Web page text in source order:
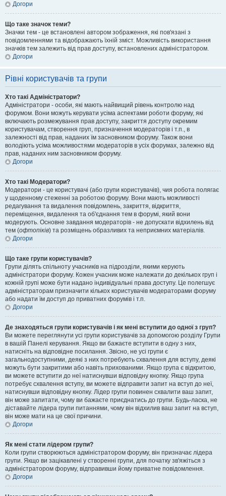
Догори
Що таке значок теми?
Значки тем - це встановлені автором зображення, які пов'язані з
повідомленнями та відображають їхній зміст. Можливість використання
значків тем залежить від прав доступу, встановлених адміністратором.
Догори
Рівні користувачів та групи
Хто такі Адміністратори?
Адміністратори - особи, які мають найвищий рівень контролю над
форумом. Вони можуть керувати усіма аспектами роботи форуму, які
включають розмежування прав доступу, закриття доступу окремим
користувачам, створення груп, призначення модераторів і т.п., в
залежності від прав, наданих їм засновником форуму. Також вони
володіють усіма можливостями модераторів в усіх форумах, залежно від
прав, наданих ним засновником форуму.
Догори
Хто такі Модератори?
Модератори - це користувачі (або групи користувачів), чия робота полягає
у щоденному стеженні за роботою форуму. Вони мають можливості
редагування та видалення повідомлень, закриття, відкриття,
переміщення, видалення та об'єднання тем в форумі, який вони
модерують. Основне завдання модераторів - не допускати відхилень від
тем (офтопіків) та розміщень образливих та неприємних матеріалів.
Догори
Що таке групи користувачів?
Групи ділять спільноту учасників на підрозділи, якими керують
адміністратори форуму. Кожен учасник може належати до декількох груп і
кожній групі може бути надано індивідуальні права доступу. Це полегшує
адміністраторам призначити кількох користувачів модераторами форуму
або надати їм доступ до приватних форумів і т.п.
Догори
Де знаходяться групи користувачів і як мені вступити до одної з груп?
Ви можете переглянути усі групи користувачів за допомогою розділу Групи
в вашій Панелі керування. Якщо ви бажаєте вступити в одну з них,
натисніть на відповідне посилання. Звісно, не усі групи є
загальнодоступними, деякі з них потребують схвалення для вступу, деякі
можуть бути закритими або навіть прихованими. Якщо група є відкритою,
ви можете вступити до неї натиснувши відповідну кнопку. Якщо група
потребує схвалення вступу, ви можете відправити запит на вступ до неї,
натиснувши відповідну кнопку. Лідер групи повинен схвалити ваш запит,
він може запитати, чому ви бажаєте приєднатись до групи. Будь-ласка, не
діставайте лідера групи питаннями, чому він відхилив ваш запит на вступ,
він може мати на це свої причини.
Догори
Як мені стати лідером групи?
Коли групи створюються адміністратором форуму, він призначає лідера
групи. Якщо ви зацікавлені у створенні групи, для початку зв'яжіться з
адміністратором форуму, відправивши йому приватне повідомлення.
Догори